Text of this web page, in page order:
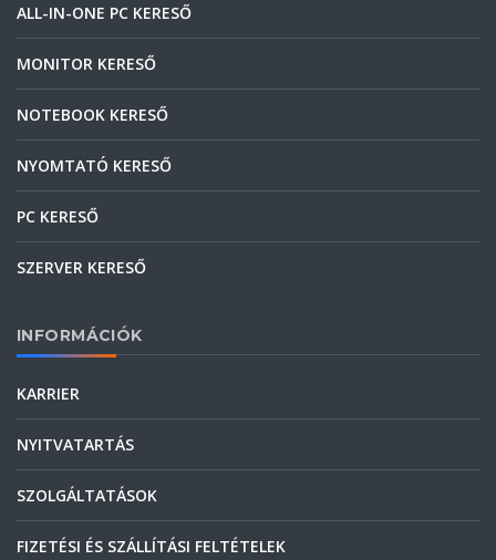
ALL-IN-ONE PC KERESŐ
MONITOR KERESŐ
NOTEBOOK KERESŐ
NYOMTATÓ KERESŐ
PC KERESŐ
SZERVER KERESŐ
INFORMÁCIÓK
KARRIER
NYITVATARTÁS
SZOLGÁLTATÁSOK
FIZETÉSI ÉS SZÁLLÍTÁSI FELTÉTELEK